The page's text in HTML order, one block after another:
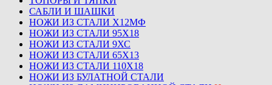
САБЛИ И ШАШКИ
НОЖИ ИЗ СТАЛИ Х12МФ
НОЖИ ИЗ СТАЛИ 95Х18
НОЖИ ИЗ СТАЛИ 9ХС
НОЖИ ИЗ СТАЛИ 65Х13
НОЖИ ИЗ СТАЛИ 110Х18
НОЖИ ИЗ БУЛАТНОЙ СТАЛИ